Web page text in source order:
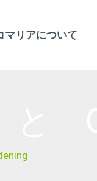
マリアについて